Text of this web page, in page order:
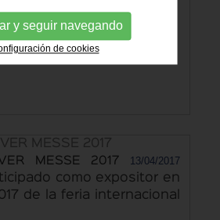
y seguir navegando
de cookies
MESSE 2017
13/04/2017
como expositor en
de la feria internacional